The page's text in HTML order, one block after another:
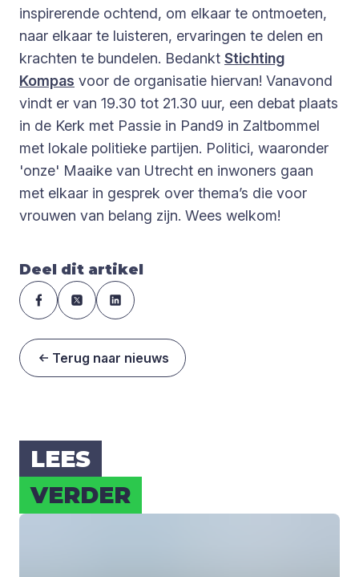
inspirerende ochtend, om elkaar te ontmoeten,
naar elkaar te luisteren, ervaringen te delen en
krachten te bundelen. Bedankt Stichting
Kompas voor de organisatie hiervan! Vanavond
vindt er van 19.30 tot 21.30 uur, een debat plaats
in de Kerk met Passie in Pand9 in Zaltbommel
met lokale politieke partijen. Politici, waaronder
'onze' Maaike van Utrecht en inwoners gaan
met elkaar in gesprek over thema’s die voor
vrouwen van belang zijn. Wees welkom!
Deel dit artikel
Terug naar nieuws
LEES
VER­DER